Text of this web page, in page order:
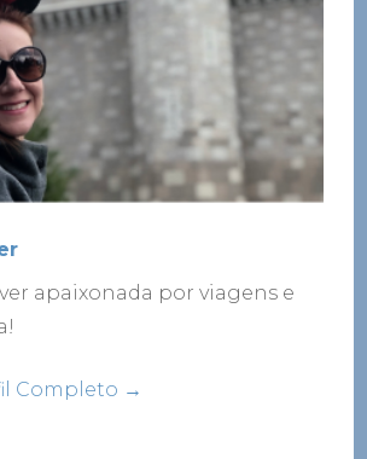
apaixonada por viagens e
Completo →